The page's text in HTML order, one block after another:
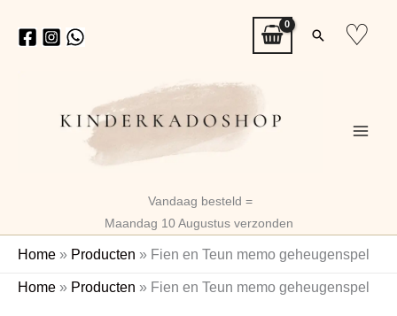
naar
Zoeken
♡
Vandaag besteld =
Maandag 10 Augustus verzonden
Home » Producten » Fien en Teun memo geheugenspel
Home » Producten » Fien en Teun memo geheugenspel
Fien